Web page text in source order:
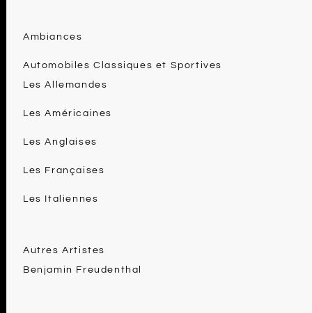
Ambiances
Automobiles Classiques et Sportives
Les Allemandes
Les Américaines
Les Anglaises
Les Françaises
Les Italiennes
Autres Artistes
Benjamin Freudenthal